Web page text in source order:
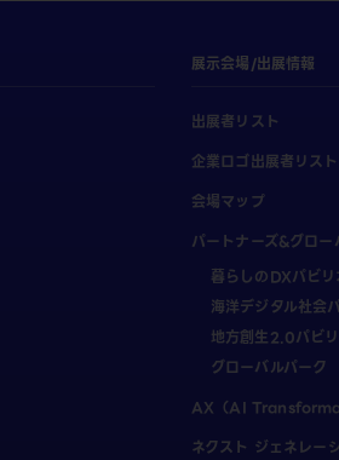
展示会場/出展情報
出展者リスト
企業ロゴ出展者リスト
会場マップ
パートナーズ&グロー
暮らしのDXパビリ
海洋デジタル社会
地方創生2.0パビ
グローバルパーク
AX（AI
ネクスト ジェネレー